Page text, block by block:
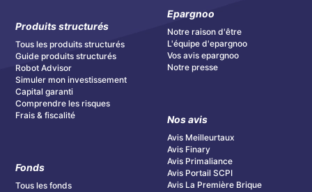
Produits structurés
Tous les produits structurés
Guide produits structurés
Robot Advisor
Simuler mon investissement
Capital garanti
Comprendre les risques
Frais & fiscalité
Fonds
Tous les fonds
Epargnoo
Notre raison d'être
L'équipe d'epargnoo
Vos avis epargnoo
Notre presse
Nos avis
Avis Meilleurtaux
Avis Finary
Avis Primaliance
Avis Portail SCPI
Avis La Première Brique